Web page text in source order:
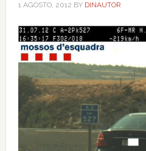
1 AGOSTO, 2012 BY DINAUTOR